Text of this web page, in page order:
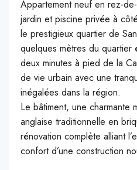
Appartement neuf en rez-
jardin et piscine privée à
le prestigieux quartier de
quelques mètres du
deux minutes à pied de la
de vie urbain avec une
inégalées dans la région.
Le bâtiment, une charmante
anglaise traditionnelle en
rénovation complète alliant
confort d’une construction